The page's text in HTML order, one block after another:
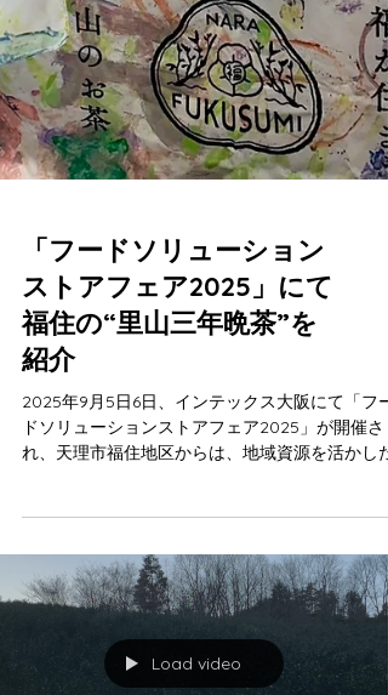
ストアフェア2025」にて
福住の“里山三年晩茶”を
紹介
2025年9月5日6日、インテックス大阪にて「フー
ドソリューションストアフェア2025」が開催さ
れ、天理市福住地区からは、地域資源を活かした